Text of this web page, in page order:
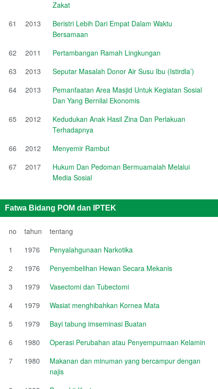
Zakat
61
2013
Beristri Lebih Dari Empat Dalam Waktu
Bersamaan
62
2011
Pertambangan Ramah Lingkungan
63
2013
Seputar Masalah Donor Air Susu Ibu (Istirdla’)
64
2013
Pemanfaatan Area Masjid Untuk Kegiatan Sosial
Dan Yang Bernilai Ekonomis
65
2012
Kedudukan Anak Hasil Zina Dan Perlakuan
Terhadapnya
66
2012
Menyemir Rambut
67
2017
Hukum Dan Pedoman Bermuamalah Melalui
Media Sosial
Fatwa Bidang POM dan IPTEK
no tahun
tentang
1
1976
Penyalahgunaan Narkotika
2
1976
Penyembelihan Hewan Secara Mekanis
3
1979
Vasectomi dan Tubectomi
4
1979
Wasiat menghibahkan Kornea Mata
5
1979
Bayi tabung imseminasi Buatan
6
1980
Operasi Perubahan atau Penyempurnaan Kelamin
7
1980
Makanan dan minuman yang bercampur dengan
najis